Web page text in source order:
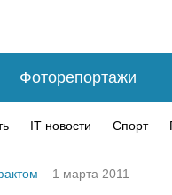
Фоторепортажи
IT новости Спорт
1 марта 2011